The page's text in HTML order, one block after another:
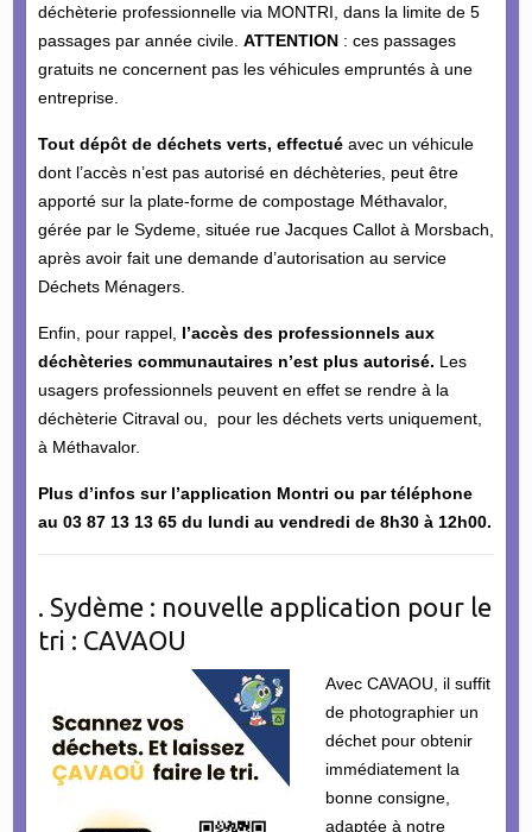
déchèterie professionnelle via MONTRI, dans la limite de 5
passages par année civile. ATTENTION: ces passages
gratuits ne concernent pas les véhicules empruntés à une
entreprise.
Tout dépôt de déchets verts, effectuéavec un véhicule
dont l’accès n’est pas autorisé en déchèteries, peut être
apporté sur la plate-forme de compostage Méthavalor,
gérée par le Sydeme, située rue Jacques Callot à Morsbach,
après avoir fait une demande d’autorisation au service
Déchets Ménagers.
Enfin, pour rappel, l’accès des professionnels aux
déchèteries communautaires n’est plus autorisé. Les
usagers professionnels peuvent en effet se rendre à la
déchèterie Citraval ou, pour les déchets verts uniquement,
à Méthavalor.
Plus d’infos sur l’application Montri ou par téléphone
au 03 87 13 13 65 du lundi au vendredi de 8h30 à 12h00.
. Sydème : nouvelle application pour le
tri : CAVAOU
Avec CAVAOU, il suffit
de photographier un
déchet pour obtenir
immédiatement la
bonne consigne,
adaptée à notre